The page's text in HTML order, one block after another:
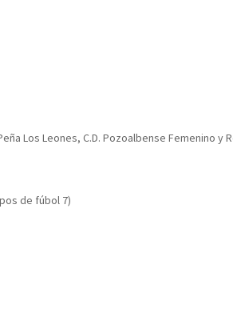
Los Leones, C.D. Pozoalbense Femenino y
de fúbol 7)